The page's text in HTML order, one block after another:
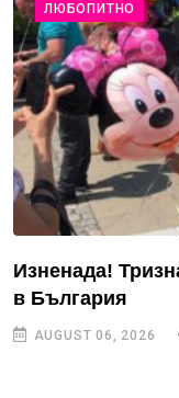
ЛЮБОПИТНО
Изненада!
в България
AUGUST 06, 2026